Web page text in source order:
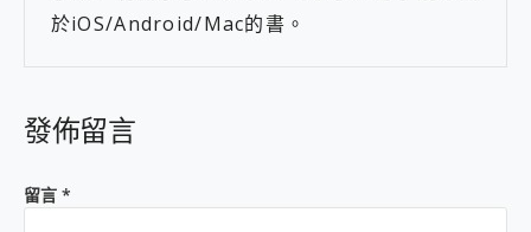
於iOS/Android/Mac的書。
發佈留言
留言 *